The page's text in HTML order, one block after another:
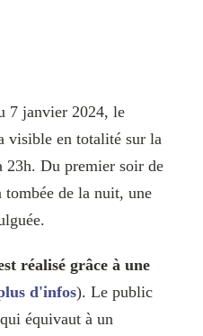
7 janvier 2024, le
visible en totalité sur la
23h. Du premier soir de
tombée de la nuit, une
réalisé grâce à une
d'infos). Le public
équivaut à un